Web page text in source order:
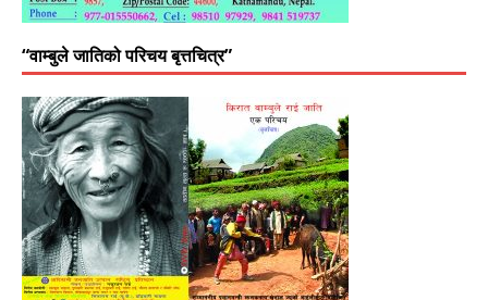
“वाम्बुले जातिको परिचय बृत्तचित्र”